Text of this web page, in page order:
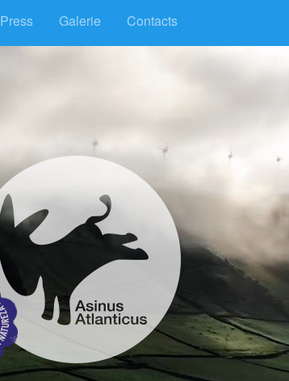
Press Galerie Contacts